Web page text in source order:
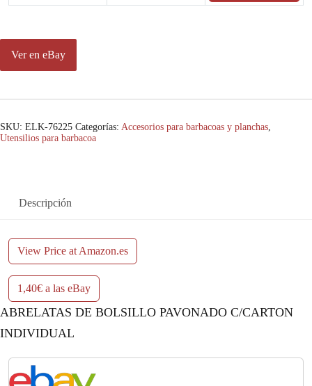
Ver en eBay
SKU: ELK-76225 Categorías: Accesorios para barbacoas y planchas,
Utensilios para barbacoa
Descripción
View Price at Amazon.es
1,40€ a las eBay
ABRELATAS DE BOLSILLO PAVONADO C/CARTON
INDIVIDUAL